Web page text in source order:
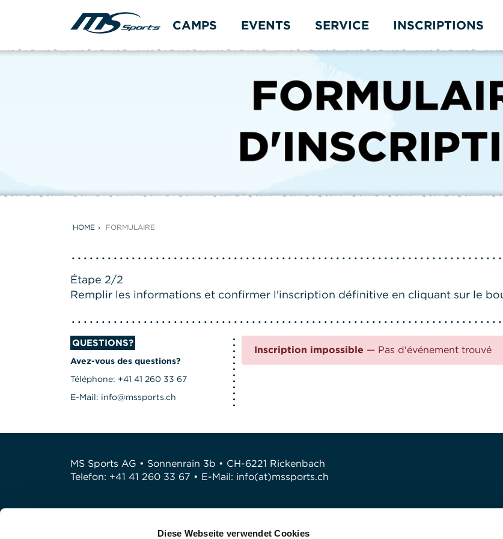
Diese Webseite verwendet Cookies
CAMPS EVENTS SERVICE INSCRIPTIONS
HOME FORMULAIRE
Étape 2/2
Remplir les informations et confirmer l'inscription définitive en cliquant sur le
Inscription impossible — Pas d'événement trouvé
QUESTIONS?
Avez-vous des questions?
Téléphone: +41 41 260 33 67
E-Mail: info@mssports.ch
MS Sports AG • Sonnenrain 3b • CH-6221 Rickenbach
Telefon: +41 41 260 33 67 • E-Mail: info(at)mssports.ch